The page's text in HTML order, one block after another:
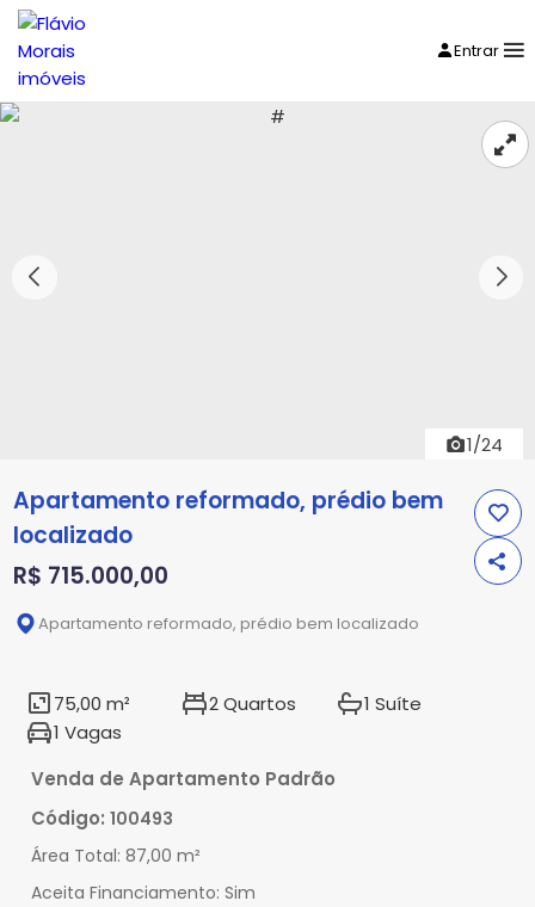
Entrar
1/24
Apartamento reformado, prédio bem
localizado
R$ 715.000,00
Apartamento reformado, prédio bem localizado
75,00 m² 2 Quartos
1 Suíte
1 Vagas
Venda de Apartamento Padrão
Código: 100493
Área Total: 87,00 m²
Aceita Financiamento: Sim